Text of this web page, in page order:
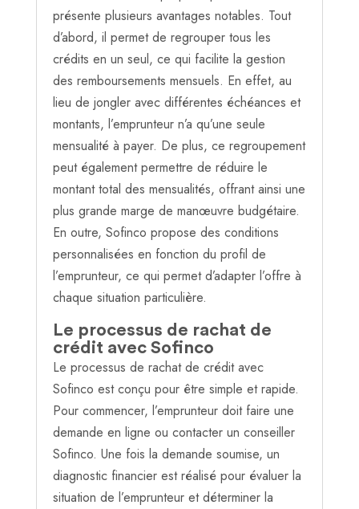
présente plusieurs avantages notables. Tout
d’abord, il permet de regrouper tous les
crédits en un seul, ce qui facilite la gestion
des remboursements mensuels. En effet, au
lieu de jongler avec différentes échéances et
montants, l’emprunteur n’a qu’une seule
mensualité à payer. De plus, ce regroupement
peut également permettre de réduire le
montant total des mensualités, offrant ainsi une
plus grande marge de manœuvre budgétaire.
En outre, Sofinco propose des conditions
personnalisées en fonction du profil de
l’emprunteur, ce qui permet d’adapter l’offre à
chaque situation particulière.
Le processus de rachat de
crédit avec Sofinco
Le processus de rachat de crédit avec
Sofinco est conçu pour être simple et rapide.
Pour commencer, l’emprunteur doit faire une
demande en ligne ou contacter un conseiller
Sofinco. Une fois la demande soumise, un
diagnostic financier est réalisé pour évaluer la
situation de l’emprunteur et déterminer la